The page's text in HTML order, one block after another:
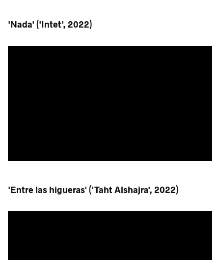
'Nada' ('Intet', 2022)
'Entre las higueras' ('Taht Alshajra', 2022)